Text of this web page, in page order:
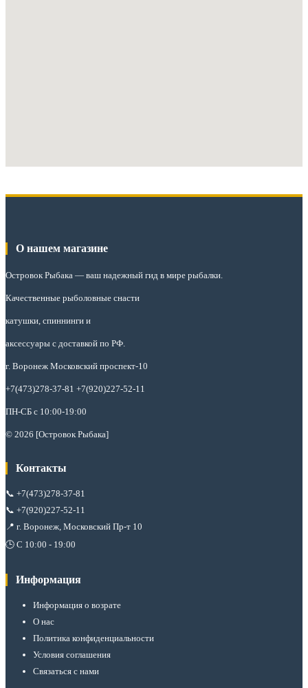
О нашем магазине
Островок Рыбака — ваш надежный гид в мире рыбалки.
Качественные рыболовные снасти
катушки, спиннинги и
аксессуары с доставкой по РФ.
г. Воронеж Московский проспект-10
+7(473)278-37-81 +7(920)227-52-11
ПН-СБ с 10:00-19:00
© 2026 [Островок Рыбака]
Контакты
📞 +7(473)278-37-81
📞 +7(920)227-52-11
📍 г. Воронеж, Московский Пр-т 10
🕒 С 10:00 - 19:00
Информация
Информация о возрате
О нас
Политика конфиденциальности
Условия соглашения
Связаться с нами